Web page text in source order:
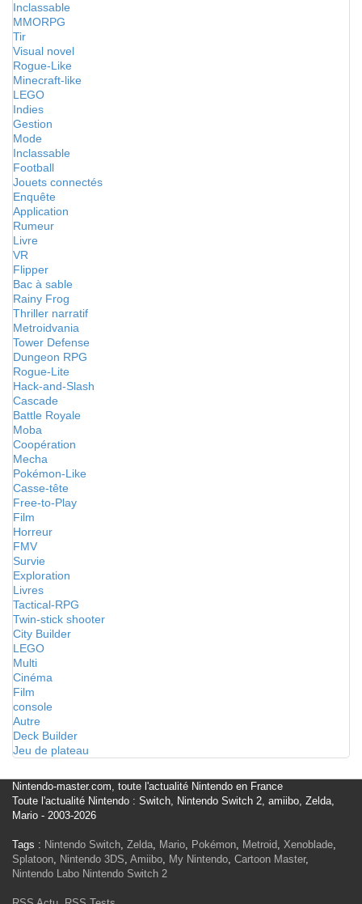
Inclassable
MMORPG
Tir
Visual novel
Rogue-Like
Minecraft-like
LEGO
Indies
Gestion
Mode
Inclassable
Football
Jouets connectés
Enquête
Application
Rumeur
Livre
VR
Flipper
Bac à sable
Rainy Frog
Thriller narratif
Metroidvania
Tower Defense
Dungeon RPG
Rogue-Lite
Hack-and-Slash
Cascade
Battle Royale
Moba
Coopération
Mecha
Pokémon-Like
Casse-tête
Free-to-Play
Film
Horreur
FMV
Survie
Exploration
Livres
Tactical-RPG
Twin-stick shooter
City Builder
LEGO
Multi
Cinéma
Film
console
Autre
Deck Builder
Jeu de plateau
Nintendo-master.com, toute l'actualité Nintendo en France
Toute l'actualité Nintendo : Switch, Nintendo Switch 2, amiibo, Zelda,
Mario - 2003-2026
Tags : Nintendo Switch, Zelda, Mario, Pokémon, Metroid, Xenoblade,
Splatoon, Nintendo 3DS, Amiibo, My Nintendo, Cartoon Master,
Nintendo Labo Nintendo Switch 2